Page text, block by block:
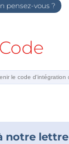
pensez-vous ?
Code
notre lettre